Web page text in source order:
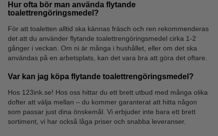
Hur ofta bör man använda flytande
toalettrengöringsmedel?
För att toaletten alltid ska kännas fräsch och ren rekommenderas
det att du använder flytande toalettrengöringsmedel cirka 1-2
gånger i veckan. Om ni är många i hushållet, eller om det ska
användas på en arbetsplats, kan det vara bra att göra det oftare.
Var kan jag köpa flytande toalettrengöringsmedel?
Hos 123ink.se! Hos oss hittar du ett brett utbud med många olika
dofter att välja mellan – du kommer garanterat att hitta någon
som passar just dina önskemål. Vi erbjuder inte bara ett brett
sortiment, vi har också låga priser och snabba leveranser.